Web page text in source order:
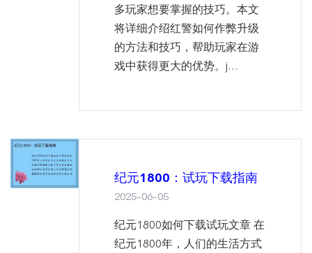
多玩家想要掌握的技巧。本文
将详细介绍红警如何作弊升级
的方法和技巧，帮助玩家在游
戏中获得更大的优势。j...
纪元1800：试玩下载指南
2025-06-05
纪元1800如何下载试玩文章 在
纪元1800年，人们的生活方式